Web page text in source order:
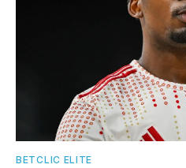
BETCLIC ELITE